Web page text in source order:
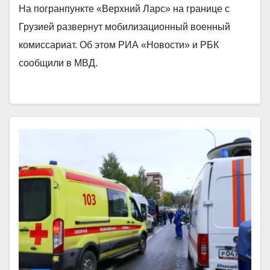
На погранпункте «Верхний Ларс» на границе с
Грузией развернут мобилизационный военный
комиссариат. Об этом РИА «Новости» и РБК
сообщили в МВД.